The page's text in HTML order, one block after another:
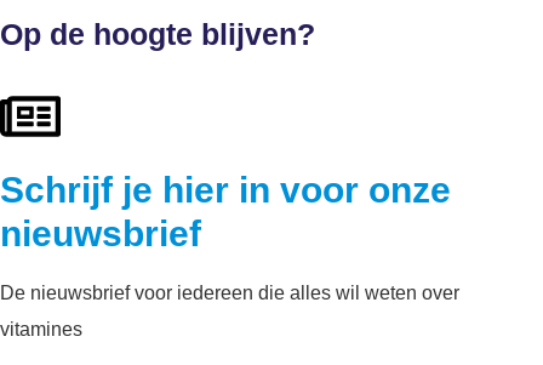
Op de hoogte blijven?
Schrijf je hier in voor onze
nieuwsbrief
De nieuwsbrief voor iedereen die alles wil weten over
vitamines